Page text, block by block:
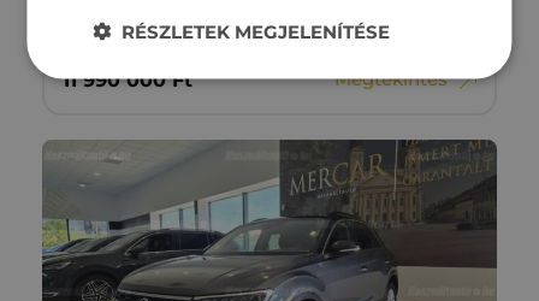
11‏‏‎ ‎990‏‏‎ ‎000 Ft Megtekintés
RÉSZLETEK MEGJELENÍTÉSE